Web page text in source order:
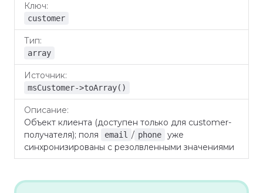
customer
array
msCustomer->toArray()
Объект клиента (доступен только для customer-
получателя); поля
email / phone
уже
синхронизированы с резолвленными значениями